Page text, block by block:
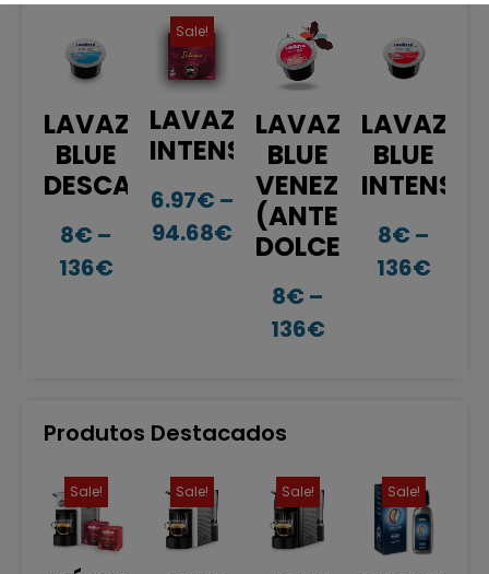
LAVAZZA
BLUE
DESCAFEINADO
8€ –
136€
Sale!
LAVAZZA
INTENSO
6.97€ –
94.68€
LAVAZZA
BLUE
VENEZIA
(ANTES
DOLCE)
8€ –
136€
LAVAZZA
BLUE
INTENSO
8€ –
136€
Produtos Destacados
Sale! Sale! Sale! Sale!